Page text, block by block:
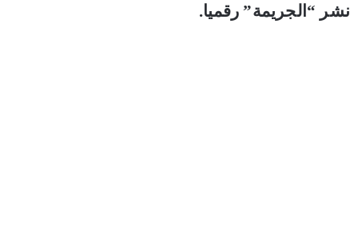
نشر “الجريمة” رقميا.